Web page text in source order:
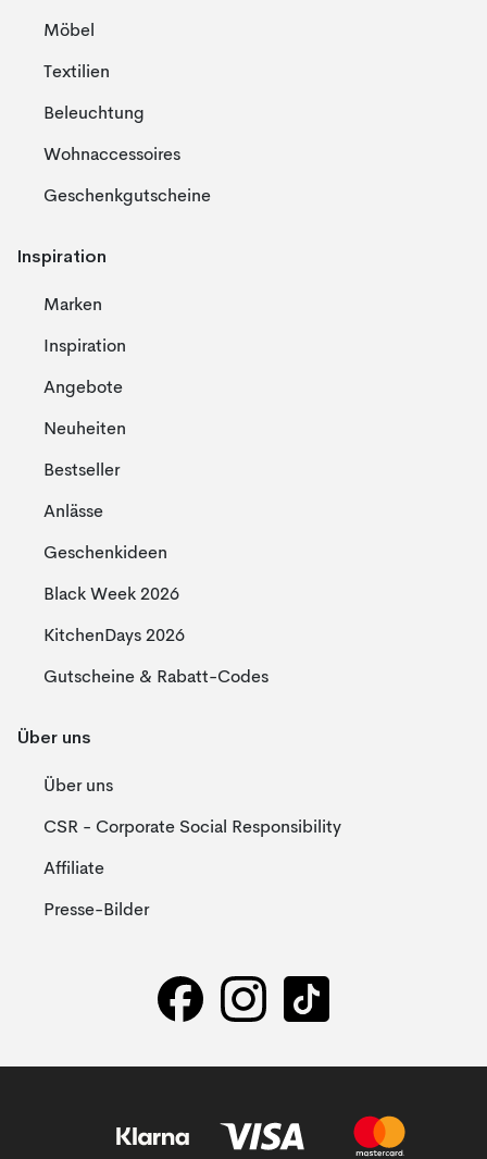
Möbel
Textilien
Beleuchtung
Wohnaccessoires
Geschenkgutscheine
Inspiration
Marken
Inspiration
Angebote
Neuheiten
Bestseller
Anlässe
Geschenkideen
Black Week 2026
KitchenDays 2026
Gutscheine & Rabatt-Codes
Über uns
Über uns
CSR - Corporate Social Responsibility
Affiliate
Presse-Bilder